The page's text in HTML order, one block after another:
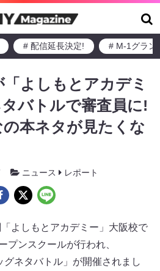
# 配信延長決定! # M-1グラン
よしもとアカデミ
バトルで審査員に!
本ネタが見たくな
ニュース レポート
よしもとアカデミー」大阪校で
プンスクールが行われ、
グネタバトル」が開催されまし